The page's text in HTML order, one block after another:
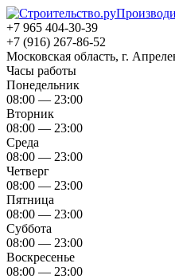
+7 965 404-30-39
+7 (916) 267-86-52
Московская область, г.
Часы работы
Понедельник
08:00 — 23:00
Вторник
08:00 — 23:00
Среда
08:00 — 23:00
Четверг
08:00 — 23:00
Пятница
08:00 — 23:00
Суббота
08:00 — 23:00
Воскресенье
08:00 — 23:00